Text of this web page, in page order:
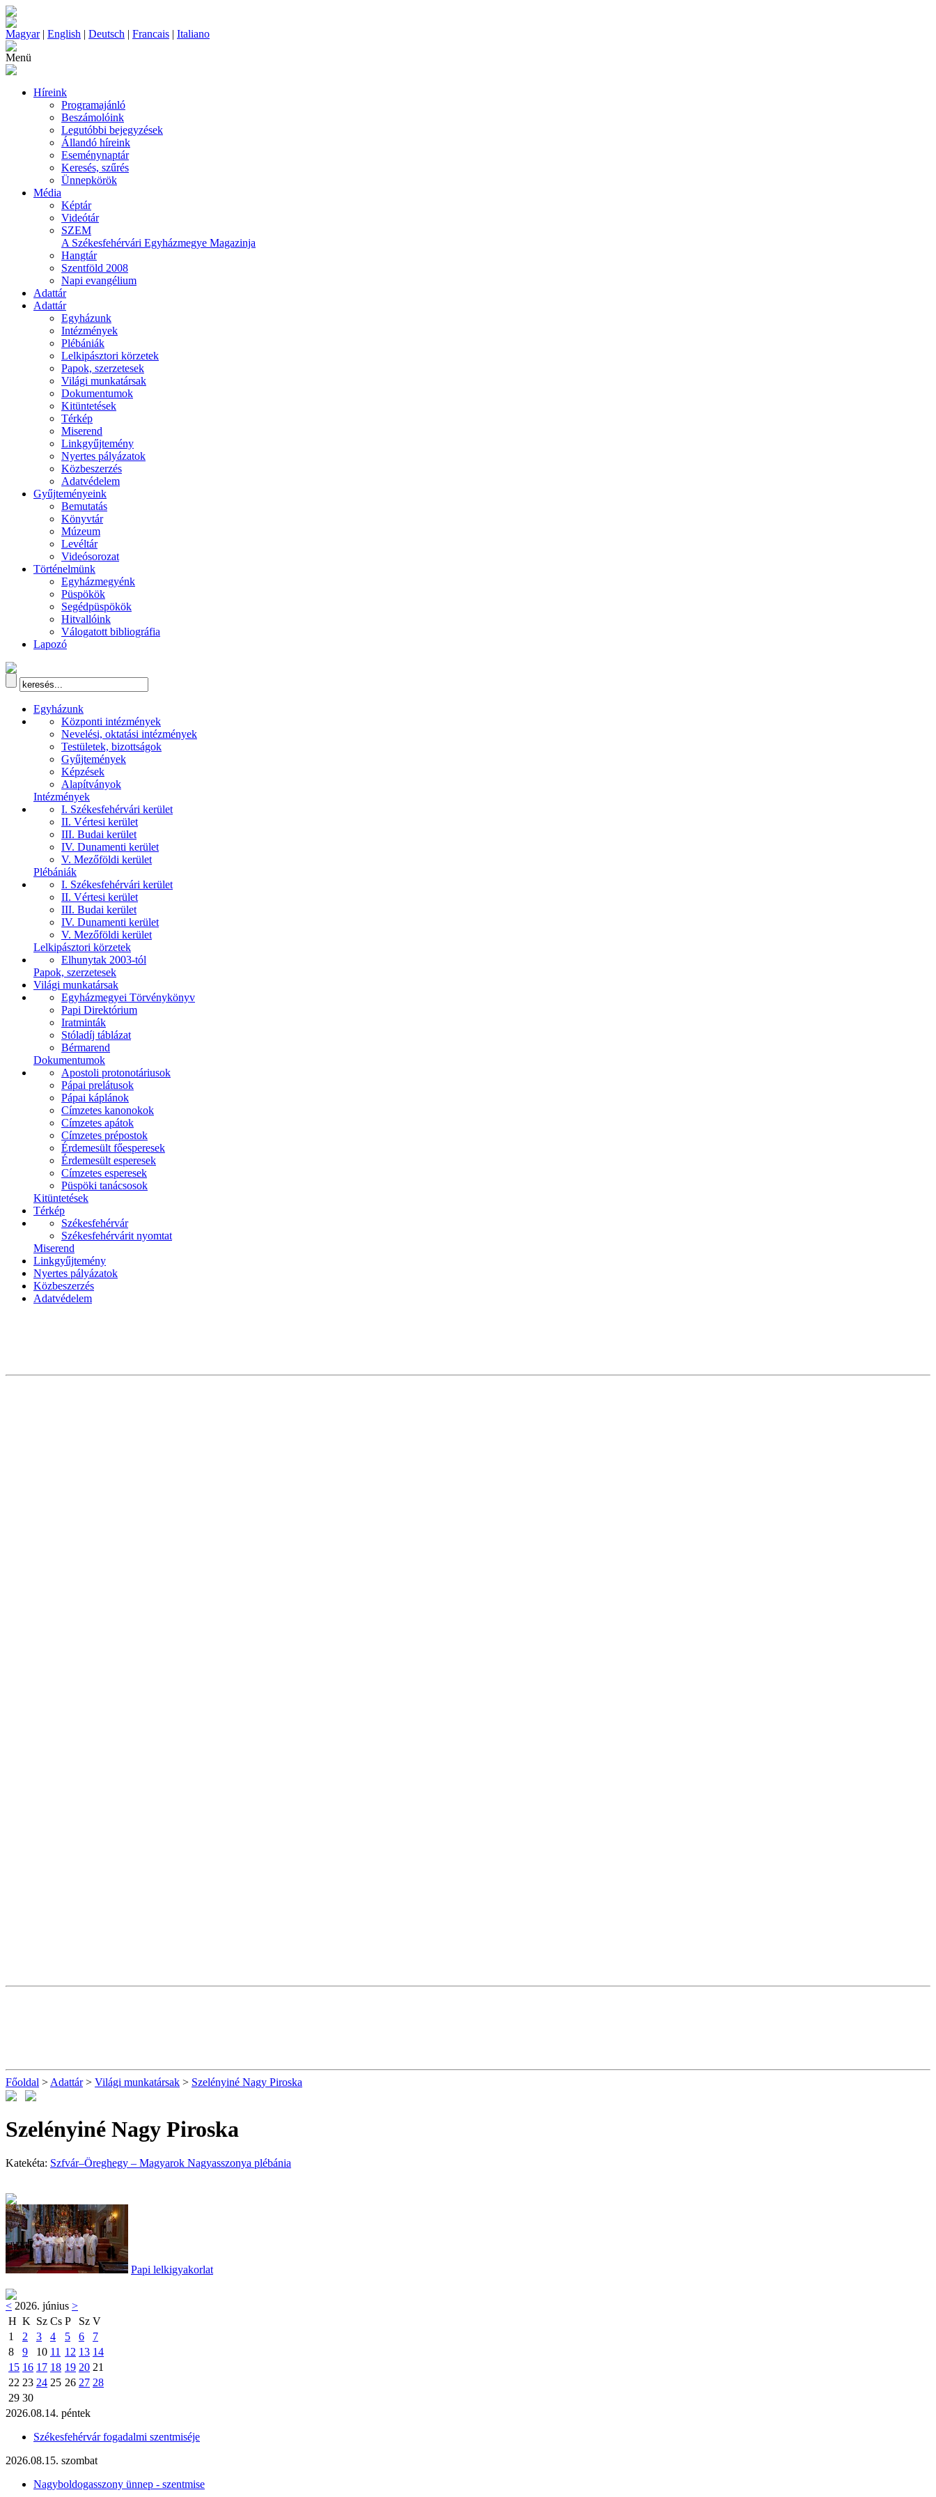
Magyar| English | Deutsch | Francais | Italiano
Menü
Híreink
Programajánló
Beszámolóink
Legutóbbi bejegyzések
Állandó híreink
Eseménynaptár
Keresés, szűrés
Ünnepkörök
Média
Képtár
Videótár
SZEM
A Székesfehérvári Egyházmegye Magazinja
Hangtár
Szentföld 2008
Napi evangélium
Adattár
Adattár
Egyházunk
Intézmények
Plébániák
Lelkipásztori körzetek
Papok, szerzetesek
Világi munkatársak
Dokumentumok
Kitüntetések
Térkép
Miserend
Linkgyűjtemény
Nyertes pályázatok
Közbeszerzés
Adatvédelem
Gyűjteményeink
Bemutatás
Könyvtár
Múzeum
Levéltár
Videósorozat
Történelmünk
Egyházmegyénk
Püspökök
Segédpüspökök
Hitvallóink
Válogatott bibliográfia
Lapozó
Egyházunk
Központi intézmények
Nevelési, oktatási intézmények
Testületek, bizottságok
Gyűjtemények
Képzések
Alapítványok
Intézmények
I. Székesfehérvári kerület
II. Vértesi kerület
III. Budai kerület
IV. Dunamenti kerület
V. Mezőföldi kerület
Plébániák
I. Székesfehérvári kerület
II. Vértesi kerület
III. Budai kerület
IV. Dunamenti kerület
V. Mezőföldi kerület
Lelkipásztori körzetek
Elhunytak 2003-tól
Papok, szerzetesek
Világi munkatársak
Egyházmegyei Törvénykönyv
Papi Direktórium
Iratminták
Stóladíj táblázat
Bérmarend
Dokumentumok
Apostoli protonotáriusok
Pápai prelátusok
Pápai káplánok
Címzetes kanonokok
Címzetes apátok
Címzetes prépostok
Érdemesült főesperesek
Érdemesült esperesek
Címzetes esperesek
Püspöki tanácsosok
Kitüntetések
Térkép
Székesfehérvár
Székesfehérvárit nyomtat
Miserend
Linkgyűjtemény
Nyertes pályázatok
Közbeszerzés
Adatvédelem
Főoldal > Adattár> Világi munkatársak > Szelényiné Nagy Piroska
Szelényiné Nagy Piroska
Katekéta: Szfvár–Öreghegy – Magyarok Nagyasszonya plébánia
Papi lelkigyakorlat
< 2026. június >
H K Sz Cs P Sz V
1
2 3 4 5 6
7
8
9 10 11 12 13 14
15 16 17 18 19 20 21
22 23 24 25 26 27 28
29 30
2026.08.14. péntek
Székesfehérvár fogadalmi szentmiséje
2026.08.15. szombat
Nagyboldogasszony ünnep - szentmise